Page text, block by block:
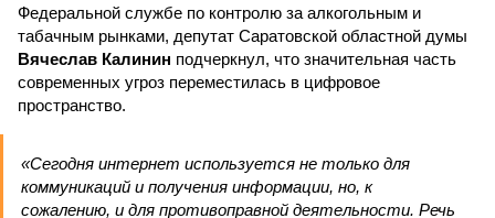
Федеральной службе по контролю за алкогольным и
табачным рынками, депутат Саратовской областной думы
Вячеслав Калинин подчеркнул, что значительная часть
современных угроз переместилась в цифровое
пространство.
«Сегодня интернет используется не только для
коммуникаций и получения информации, но, к
сожалению, и для противоправной деятельности. Речь